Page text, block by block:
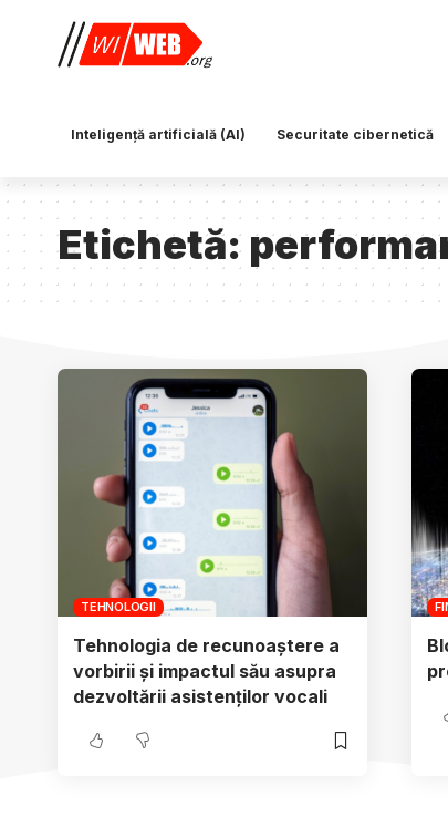
Inteligență artificială (AI) Securitate cibernetică
Etichetă:
TEHNOLOGII
Tehnologia de recunoaștere a
vorbirii și impactul său asupra
dezvoltării asistenților vocali